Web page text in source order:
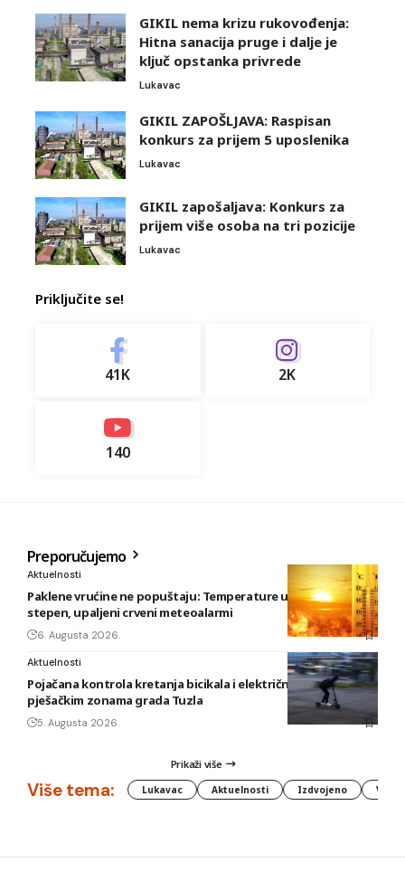
GIKIL nema krizu rukovođenja:
Hitna sanacija pruge i dalje je
ključ opstanka privrede
Lukavac
GIKIL ZAPOŠLJAVA: Raspisan
konkurs za prijem 5 uposlenika
Lukavac
GIKIL zapošaljava: Konkurs za
prijem više osoba na tri pozicije
Lukavac
Priključite se!
41K 2K
140
Preporučujemo
Aktuelnosti
Paklene vrućine ne popuštaju: Temperature u BiH i do 41
stepen, upaljeni crveni meteoalarmi
6. Augusta 2026.
Aktuelnosti
Pojačana kontrola kretanja bicikala i električnih romobila u
pješačkim zonama grada Tuzla
5. Augusta 2026.
Prikaži više
Više tema: Lukavac Aktuelnosti Izdvojeno